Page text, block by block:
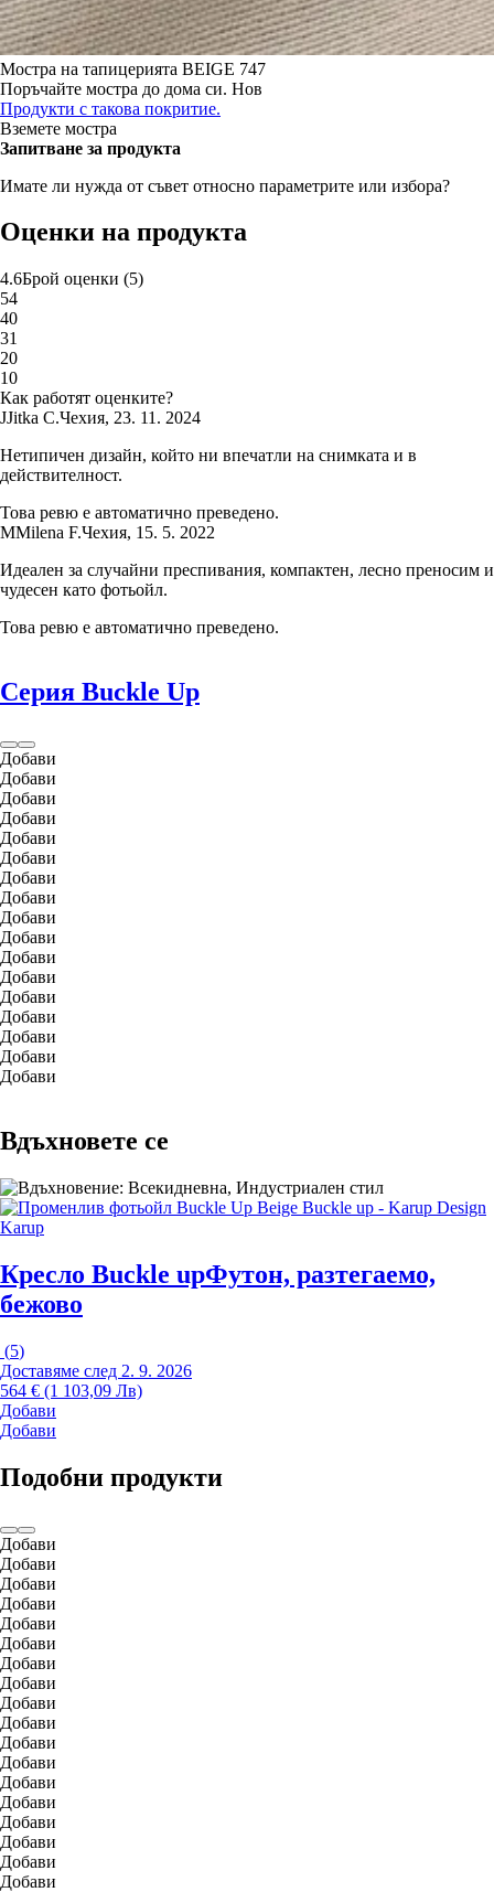
Мостра на тапицерията BEIGE 747
Поръчайте мостра до дома си. Нов
Продукти с такова покритие.
Вземете мостра
Запитване за продукта
Имате ли нужда от съвет относно параметрите или избора?
Оценки на продукта
4.6Брой оценки (5)
54
40
31
20
10
Как работят оценките?
JJitka C.Чехия, 23. 11. 2024
Нетипичен дизайн, който ни впечатли на снимката и в
действителност.
Това ревю е автоматично преведено.
MMilena F.Чехия, 15. 5. 2022
Идеален за случайни преспивания, компактен, лесно преносим и
чудесен като фотьойл.
Това ревю е автоматично преведено.
Серия Buckle Up
Добави
Добави
Добави
Добави
Добави
Добави
Добави
Добави
Добави
Добави
Добави
Добави
Добави
Добави
Добави
Добави
Добави
Вдъхновете се
Karup
Кресло Buckle upФутон, разтегаемо,
бежово
(5)
Доставяме след 2. 9. 2026
564 € (1 103,09 Лв)
Добави
Добави
Подобни продукти
Добави
Добави
Добави
Добави
Добави
Добави
Добави
Добави
Добави
Добави
Добави
Добави
Добави
Добави
Добави
Добави
Добави
Добави